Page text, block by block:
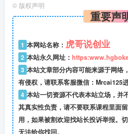
© 版权声明
重要声
1 本网站名称： 虎哥说创业
2 本站永久网址：
3 本站文章部分内容可能来源于网络
有侵权，请联系客服微信：Mrcai125
4 本站一切资源不代表本站立场，并
其真实性负责，请不要联系课程里面
用，如果被割欢迎找站长投诉举报。
无法给你找回。